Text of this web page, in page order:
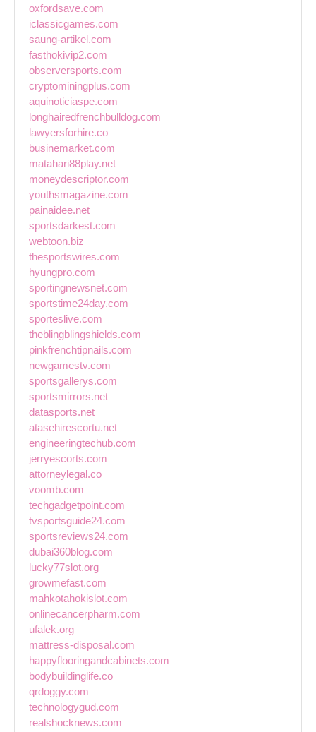
oxfordsave.com
iclassicgames.com
saung-artikel.com
fasthokivip2.com
observersports.com
cryptominingplus.com
aquinoticiaspe.com
longhairedfrenchbulldog.com
lawyersforhire.co
businemarket.com
matahari88play.net
moneydescriptor.com
youthsmagazine.com
painaidee.net
sportsdarkest.com
webtoon.biz
thesportswires.com
hyungpro.com
sportingnewsnet.com
sportstime24day.com
sporteslive.com
theblingblingshields.com
pinkfrenchtipnails.com
newgamestv.com
sportsgallerys.com
sportsmirrors.net
datasports.net
atasehirescortu.net
engineeringtechub.com
jerryescorts.com
attorneylegal.co
voomb.com
techgadgetpoint.com
tvsportsguide24.com
sportsreviews24.com
dubai360blog.com
lucky77slot.org
growmefast.com
mahkotahokislot.com
onlinecancerpharm.com
ufalek.org
mattress-disposal.com
happyflooringandcabinets.com
bodybuildinglife.co
qrdoggy.com
technologygud.com
realshocknews.com